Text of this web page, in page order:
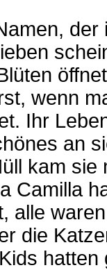
der
wenn
Ihr
an
kam
Camilla
alle
die
hatten